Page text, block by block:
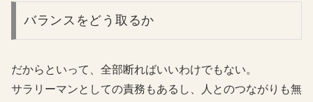
バランスをどう取るか
だからといって、全部断ればいいわけでもない。
サラリーマンとしての責務もあるし、人とのつながりも無